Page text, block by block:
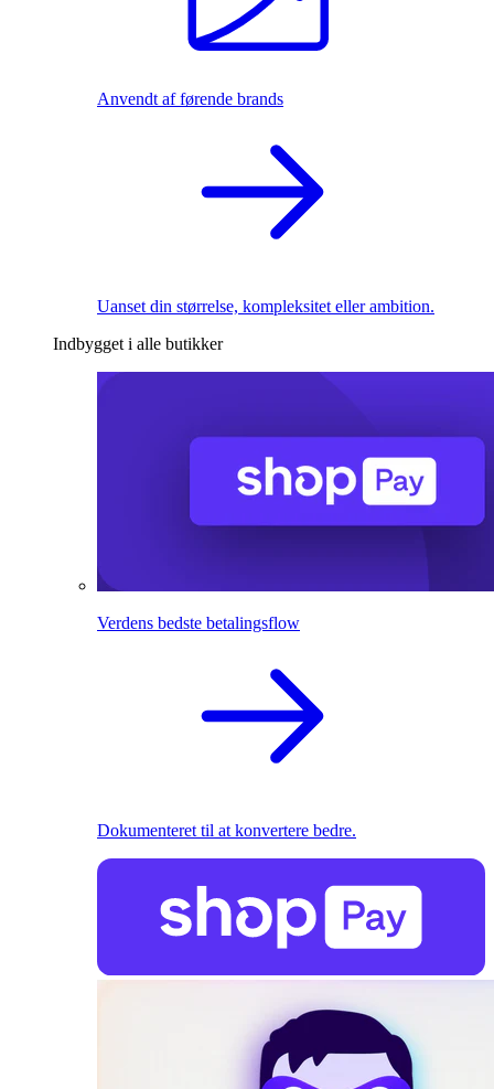
Anvendt af førende brands
Uanset din størrelse, kompleksitet eller ambition.
Indbygget i alle butikker
Verdens bedste betalingsflow
Dokumenteret til at konvertere bedre.